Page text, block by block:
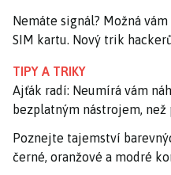
Nemáte signál? Možná
SIM kartu. Nový trik
TIPY A TRIKY
Ajťák radí: Neumírá vám
bezplatným nástrojem,
Poznejte tajemství
černé, oranžové a modré